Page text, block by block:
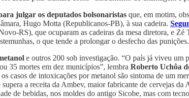
julgar os deputados bolsonaristas que, em motim,
Hugo Motta (Republicanos-PB), à sua cadeira.
RS), que ocuparam as cadeiras da mesa diretora, e
o que tende a prolongar o desfecho das punições.
e outros 200 sob investigação. “O país já viveu um
35 mortes em dez municípios”, lembra Roberto Uchôa
casos de intoxicações por metanol são sintoma de um
a receita da Ambev, maior fabricante de cervejas
de bebidas, nos moldes do antigo Sicobe, mas com